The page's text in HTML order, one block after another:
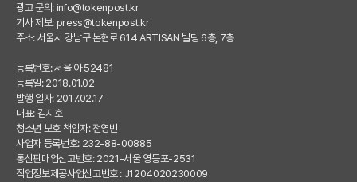
광고 문의: info@tokenpost.kr
기사 제보: press@tokenpost.kr
주소: 서울시 강남구 논현로 614 ARTISAN 빌딩 6층, 7층
등록번호: 서울 아 52481
등록일: 2018.01.02
발행 일자: 2017.02.17
대표: 김지호
청소년 보호 책임자: 전영빈
사업자 등록번호: 232-88-00885
통신판매업신고번호: 2021-서울 영등포-2531
직업정보제공사업신고번호 : J1204020230009